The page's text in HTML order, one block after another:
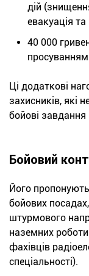
дій
евакуація
40 000
Ці додаткові
захисників, які
бойові
Бойовий
Його
бойових
штурмового
наземних
фахівців
спеціальності).